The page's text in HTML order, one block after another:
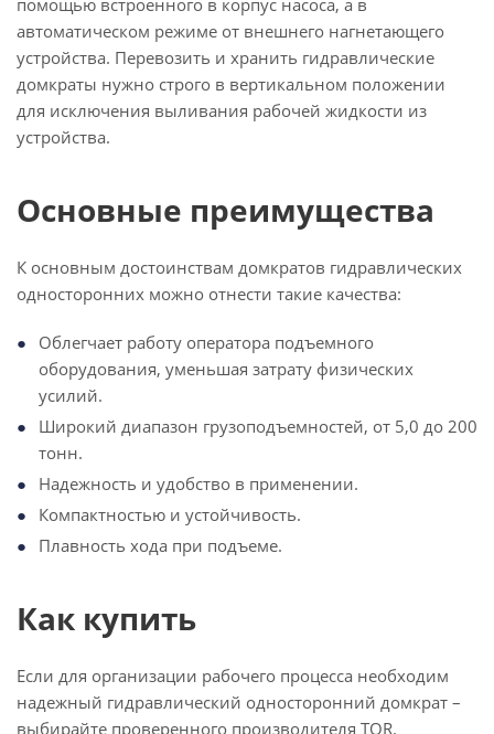
помощью встроенного в корпус насоса, а в
автоматическом режиме от внешнего нагнетающего
устройства. Перевозить и хранить гидравлические
домкраты нужно строго в вертикальном положении
для исключения выливания рабочей жидкости из
устройства.
Основные преимущества
К основным достоинствам домкратов гидравлических
односторонних можно отнести такие качества:
Облегчает работу оператора подъемного
оборудования, уменьшая затрату физических
усилий.
Широкий диапазон грузоподъемностей, от 5,0 до 200
тонн.
Надежность и удобство в применении.
Компактностью и устойчивость.
Плавность хода при подъеме.
Как купить
Если для организации рабочего процесса необходим
надежный гидравлический односторонний домкрат –
выбирайте проверенного производителя TOR.